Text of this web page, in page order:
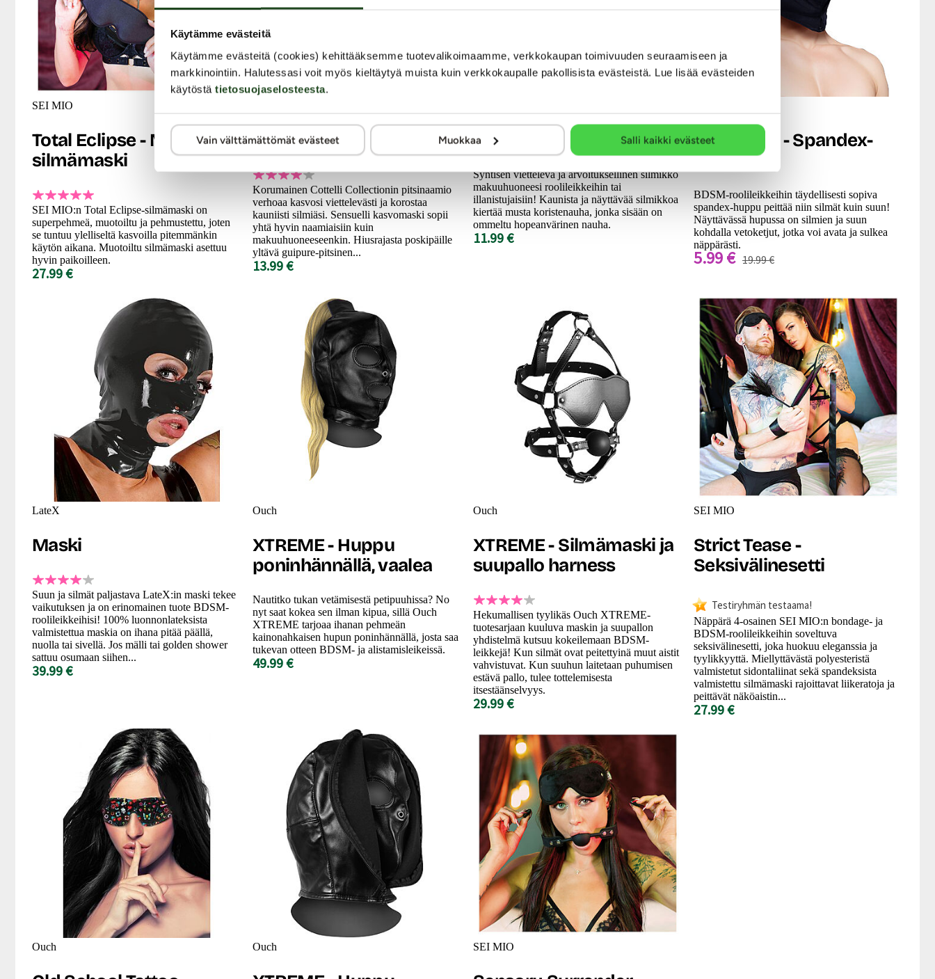
Käytämme evästeitä
Käytämme evästeitä (cookies) kehittääksemme tuotevalikoimaamme, verkkokaupan toimivuuden seuraamiseen ja
markkinointiin. Halutessasi voit myös kieltäytyä muista kuin verkkokaupalle pakollisista evästeistä. Lue lisää evästeiden
käytöstä tietosuojaselosteesta.
Vain välttämättömät evästeet Muokkaa Salli kaikki evästeet
SEI MIO
Total Eclipse - Muotoiltu
silmämaski
SEI MIO:n Total Eclipse-silmämaski on
superpehmeä, muotoiltu ja pehmustettu, joten
se tuntuu ylelliseltä kasvoilla pitemmänkin
käytön aikana. Muotoiltu silmämaski asettuu
hyvin paikoilleen.
27.99 €
Sensual - Eye Mask
Korumainen Cottelli Collectionin pitsinaamio
verhoaa kasvosi viettelevästi ja korostaa
kauniisti silmiäsi. Sensuelli kasvomaski sopii
yhtä hyvin naamiaisiin kuin
makuuhuoneeseenkin. Hiusrajasta poskipäille
yltävä guipure-pitsinen...
13.99 €
Eroottinen silmikko
Syntisen viettelevä ja arvoituksellinen silmikko
makuuhuoneesi roolileikkeihin tai
illanistujaisiin! Kaunista ja näyttävää silmikkoa
kiertää musta koristenauha, jonka sisään on
ommeltu hopeanvärinen nauha.
11.99 €
X Rangers - Spandex-
huppu
BDSM-roolileikkeihin täydellisesti sopiva
spandex-huppu peittää niin silmät kuin suun!
Näyttävässä hupussa on silmien ja suun
kohdalla vetoketjut, jotka voi avata ja sulkea
näppärästi.
5.99 € 19.99 €
LateX
Maski
Suun ja silmät paljastava LateX:in maski tekee
vaikutuksen ja on erinomainen tuote BDSM-
roolileikkeihisi! 100% luonnonlateksista
valmistettua maskia on ihana pitää päällä,
nuolla tai sivellä. Jos mälli tai golden shower
sattuu osumaan siihen...
39.99 €
Ouch
XTREME - Huppu
poninhännällä, vaalea
Nautitko tukan vetämisestä petipuuhissa? No
nyt saat kokea sen ilman kipua, sillä Ouch
XTREME tarjoaa ihanan pehmeän
kainonahkaisen hupun poninhännällä, josta saa
tukevan otteen BDSM- ja alistamisleikeissä.
49.99 €
Ouch
XTREME - Silmämaski ja
suupallo harness
Hekumallisen tyylikäs Ouch XTREME-
tuotesarjaan kuuluva maskin ja suupallon
yhdistelmä kutsuu kokeilemaan BDSM-
leikkejä! Kun silmät ovat peitettyinä muut aistit
vahvistuvat. Kun suuhun laitetaan puhumisen
estävä pallo, tulee tottelemisesta
itsestäänselvyys.
29.99 €
SEI MIO
Strict Tease -
Seksivälinesetti
Testiryhmän testaama!
Näppärä 4-osainen SEI MIO:n bondage- ja
BDSM-roolileikkeihin soveltuva
seksivälinesetti, joka huokuu eleganssia ja
tyylikkyyttä. Miellyttävästä polyesteristä
valmistetut sidontaliinat sekä spandeksista
valmistettu silmämaski rajoittavat liikeratoja ja
peittävät näköaistin...
27.99 €
Ouch Ouch SEI MIO